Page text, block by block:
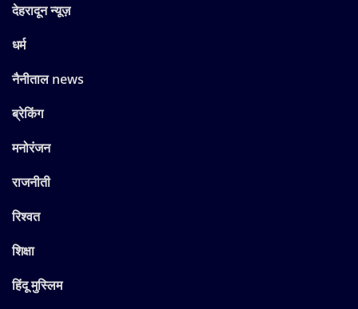
देहरादून न्यूज़
धर्म
नैनीताल news
ब्रेकिंग
मनोरंजन
राजनीती
रिश्वत
शिक्षा
हिंदू मुस्लिम